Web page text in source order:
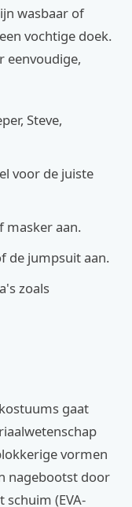
wasbaar of
vochtige doek.
eenvoudige,
Steve,
voor de juiste
masker aan.
de jumpsuit aan.
zoals
gaat
vormen
nagebootst door
(EVA-